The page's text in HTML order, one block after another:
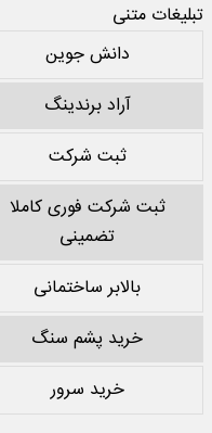
تبلیغات متنی
دانش جوین
آراد برندینگ
ثبت شرکت
ثبت شرکت فوری کاملا
تضمینی
بالابر ساختمانی
خرید پشم سنگ
خرید سرور